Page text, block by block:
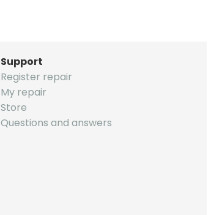
Support
Register repair
My repair
Store
Questions and answers